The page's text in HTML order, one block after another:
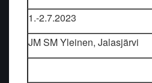
1.-2.7.2023
JM SM Yleinen, Jalasjärvi